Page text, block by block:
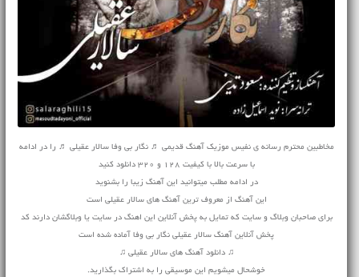
مخاطبین محترم رسانه ی نفیس موزیک آهنگ قدیمی ♬ نگار بی وفا سالار عقیلی ♬ را در ادامه
با سرعت بالا با کیفیت 128 و 320 دانلود کنید
در ادامه مطلب میتوانید این آهنگ زیبا را بشنوید
این آهنگ از معروف ترین آهنگ های سالار عقیلی است
برای صاحبان وبلاگ و سایت که تمایل به پخش آنلاین این اهنگ در سایت یا وبلاگشان دارند کد
پخش آنلاین آهنگ سالار عقیلی نگار بی وفا آماده شده است
♫ دانلود آهنگ های سالار عقیلی ♫
خوشحال میشویم این موسیقی را به اشتراک بگذارید.